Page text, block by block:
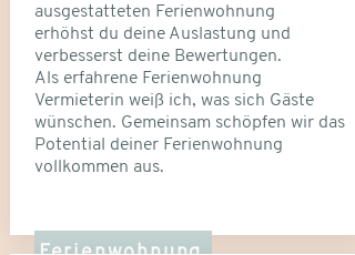
ausgestatteten Ferienwohnung
erhöhst du deine Auslastung und
verbesserst deine Bewertungen.
Als erfahrene Ferienwohnung
Vermieterin weiß ich, was sich Gäste
wünschen. Gemeinsam schöpfen wir das
Potential deiner Ferienwohnung
vollkommen aus.